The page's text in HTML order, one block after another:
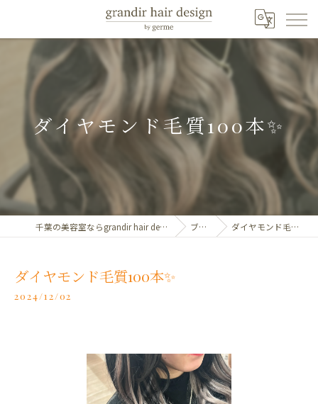
ダイヤモンド毛質100本✨️
千葉の美容室ならgrandir hair design by germe ブログ ダイヤモンド毛質100本✨️
ダイヤモンド毛質100本✨️
2024/12/02